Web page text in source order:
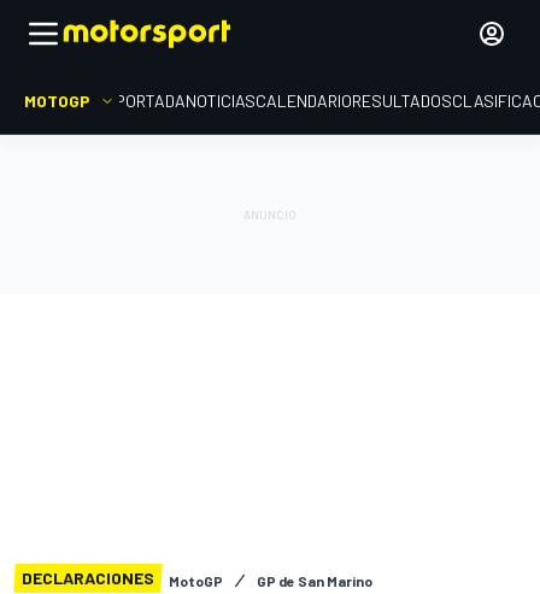
MOTOGP PORTADANOTICIASCALENDARIORESULTADOS
DECLARACIONES MotoGP GP de San Marino